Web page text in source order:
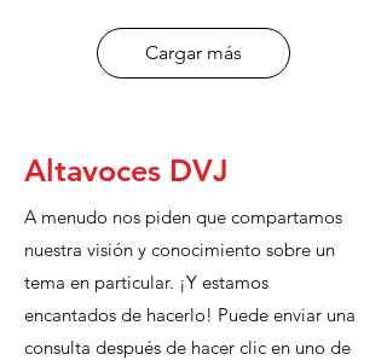
Cargar más
Altavoces DVJ
A menudo nos piden que compartamos
nuestra visión y conocimiento sobre un
tema en particular. ¡Y estamos
encantados de hacerlo! Puede enviar una
consulta después de hacer clic en uno de